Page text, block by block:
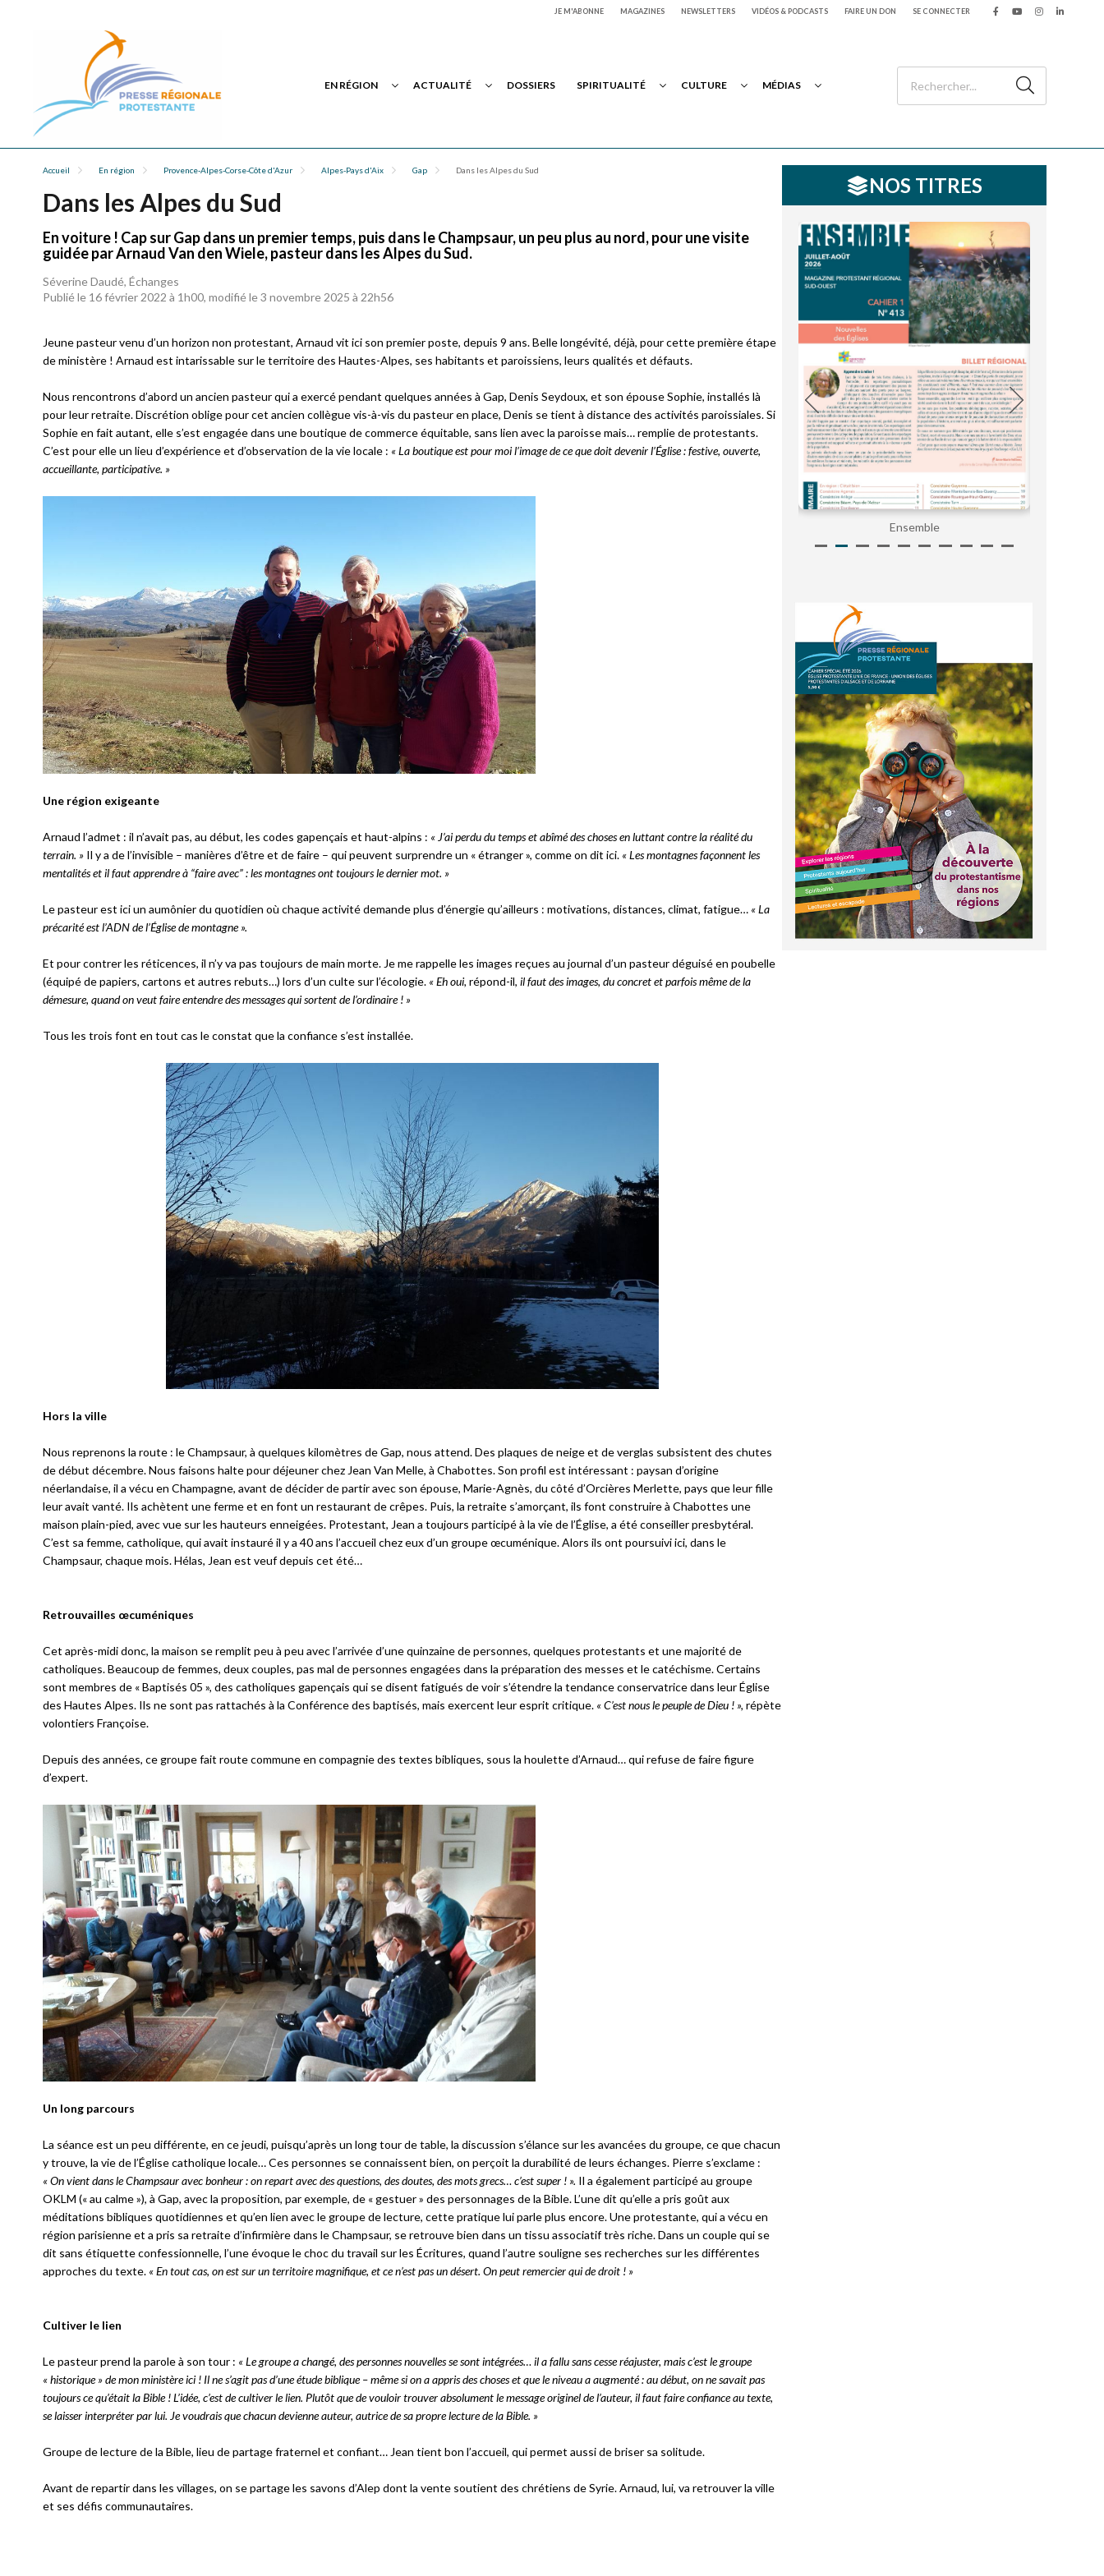
JE M'ABONNE MAGAZINES NEWSLETTERS VIDÉOS & PODCASTS FAIRE UN DON SE CONNECTER
EN RÉGION ACTUALITÉ DOSSIERS SPIRITUALITÉ CULTURE MÉDIAS
Accueil En région Provence-Alpes-Corse-Côte d'Azur Alpes-Pays d'Aix Gap Dans les Alpes du Sud
Dans les Alpes du Sud
En voiture ! Cap sur Gap dans un premier temps, puis dans le Champsaur, un peu plus au nord, pour une visite
guidée par Arnaud Van den Wiele, pasteur dans les Alpes du Sud.
Séverine Daudé, Échanges
Publié le 16 février 2022 à 1h00, modifié le 3 novembre 2025 à 22h56
Jeune pasteur venu d’un horizon non protestant, Arnaud vit ici son premier poste, depuis 9 ans. Belle longévité, déjà, pour cette première étape
de ministère ! Arnaud est intarissable sur le territoire des Hautes-Alpes, ses habitants et paroissiens, leurs qualités et défauts.
Nous rencontrons d’abord un ancien pasteur qui a exercé pendant quelques années à Gap, Denis Seydoux, et son épouse Sophie, installés là
pour leur retraite. Discrétion oblige pour cet ancien collègue vis-à-vis du pasteur en place, Denis se tient à distance des activités paroissiales. Si
Sophie en fait autant, elle s’est engagée dans une boutique de commerce équitable, sans lien avec la paroisse mais… remplie de protestants.
C’est pour elle un lieu d’expérience et d’observation de la vie locale : « La boutique est pour moi l’image de ce que doit devenir l’Église : festive, ouverte,
accueillante, participative. »
Une région exigeante
Arnaud l’admet : il n’avait pas, au début, les codes gapençais et haut-alpins : « J’ai perdu du temps et abîmé des choses en luttant contre la réalité du
terrain. » Il y a de l’invisible – manières d’être et de faire – qui peuvent surprendre un « étranger », comme on dit ici. « Les montagnes façonnent les
mentalités et il faut apprendre à “faire avec” : les montagnes ont toujours le dernier mot. »
Le pasteur est ici un aumônier du quotidien où chaque activité demande plus d’énergie qu’ailleurs : motivations, distances, climat, fatigue… « La
précarité est l’ADN de l’Église de montagne ».
Et pour contrer les réticences, il n’y va pas toujours de main morte. Je me rappelle les images reçues au journal d’un pasteur déguisé en poubelle
(équipé de papiers, cartons et autres rebuts…) lors d’un culte sur l’écologie. « Eh oui, répond-il, il faut des images, du concret et parfois même de la
démesure, quand on veut faire entendre des messages qui sortent de l’ordinaire ! »
Tous les trois font en tout cas le constat que la confiance s’est installée.
Hors la ville
Nous reprenons la route : le Champsaur, à quelques kilomètres de Gap, nous attend. Des plaques de neige et de verglas subsistent des chutes
de début décembre. Nous faisons halte pour déjeuner chez Jean Van Melle, à Chabottes. Son profil est intéressant : paysan d’origine
néerlandaise, il a vécu en Champagne, avant de décider de partir avec son épouse, Marie-Agnès, du côté d’Orcières Merlette, pays que leur fille
leur avait vanté. Ils achètent une ferme et en font un restaurant de crêpes. Puis, la retraite s’amorçant, ils font construire à Chabottes une
maison plain-pied, avec vue sur les hauteurs enneigées. Protestant, Jean a toujours participé à la vie de l’Église, a été conseiller presbytéral.
C’est sa femme, catholique, qui avait instauré il y a 40 ans l’accueil chez eux d’un groupe œcuménique. Alors ils ont poursuivi ici, dans le
Champsaur, chaque mois. Hélas, Jean est veuf depuis cet été…
Retrouvailles œcuméniques
Cet après-midi donc, la maison se remplit peu à peu avec l’arrivée d’une quinzaine de personnes, quelques protestants et une majorité de
catholiques. Beaucoup de femmes, deux couples, pas mal de personnes engagées dans la préparation des messes et le catéchisme. Certains
sont membres de « Baptisés 05 », des catholiques gapençais qui se disent fatigués de voir s’étendre la tendance conservatrice dans leur Église
des Hautes Alpes. Ils ne sont pas rattachés à la Conférence des baptisés, mais exercent leur esprit critique. « C’est nous le peuple de Dieu ! », répète
volontiers Françoise.
Depuis des années, ce groupe fait route commune en compagnie des textes bibliques, sous la houlette d’Arnaud… qui refuse de faire figure
d’expert.
Un long parcours
La séance est un peu différente, en ce jeudi, puisqu’après un long tour de table, la discussion s’élance sur les avancées du groupe, ce que chacun
y trouve, la vie de l’Église catholique locale… Ces personnes se connaissent bien, on perçoit la durabilité de leurs échanges. Pierre s’exclame :
« On vient dans le Champsaur avec bonheur : on repart avec des questions, des doutes, des mots grecs… c’est super ! ». Il a également participé au groupe
OKLM (« au calme »), à Gap, avec la proposition, par exemple, de « gestuer » des personnages de la Bible. L’une dit qu’elle a pris goût aux
méditations bibliques quotidiennes et qu’en lien avec le groupe de lecture, cette pratique lui parle plus encore. Une protestante, qui a vécu en
région parisienne et a pris sa retraite d’infirmière dans le Champsaur, se retrouve bien dans un tissu associatif très riche. Dans un couple qui se
dit sans étiquette confessionnelle, l’une évoque le choc du travail sur les Écritures, quand l’autre souligne ses recherches sur les différentes
approches du texte. « En tout cas, on est sur un territoire magnifique, et ce n’est pas un désert. On peut remercier qui de droit ! »
Cultiver le lien
Le pasteur prend la parole à son tour : « Le groupe a changé, des personnes nouvelles se sont intégrées… il a fallu sans cesse réajuster, mais c’est le groupe
« historique » de mon ministère ici ! Il ne s’agit pas d’une étude biblique – même si on a appris des choses et que le niveau a augmenté : au début, on ne savait pas
toujours ce qu’était la Bible ! L’idée, c’est de cultiver le lien. Plutôt que de vouloir trouver absolument le message originel de l’auteur, il faut faire confiance au texte,
se laisser interpréter par lui. Je voudrais que chacun devienne auteur, autrice de sa propre lecture de la Bible. »
Groupe de lecture de la Bible, lieu de partage fraternel et confiant… Jean tient bon l’accueil, qui permet aussi de briser sa solitude.
Avant de repartir dans les villages, on se partage les savons d’Alep dont la vente soutient des chrétiens de Syrie. Arnaud, lui, va retrouver la ville
et ses défis communautaires.
NOS TITRES
Ensemble